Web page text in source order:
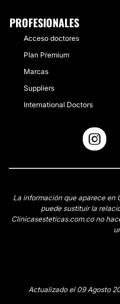
PROFESIONALES
Acceso doctores
Plan Premium
Marcas
Suppliers
International Doctors
La información que aparece en
puede sustituir la
Clinicasesteticas.com.co no
Actualizado el 09 Agosto